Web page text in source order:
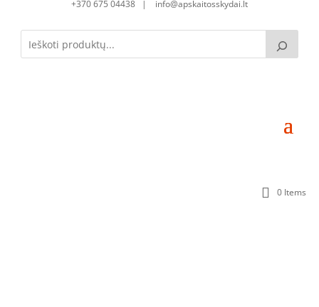
+370 675 04438 | info@apskaitosskydai.lt
0 Items